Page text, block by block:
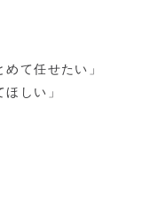
て任せたい」
しい」